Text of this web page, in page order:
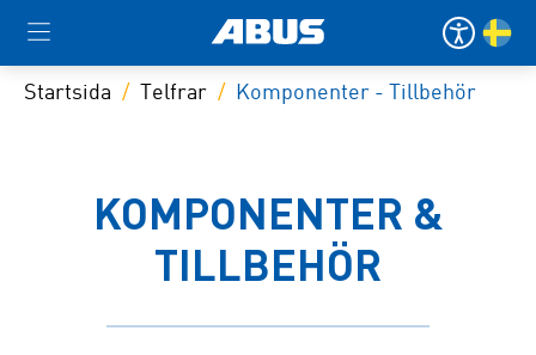
Startsida Telfrar Komponenter - Tillbehör
KOMPONENTER &
TILLBEHÖR